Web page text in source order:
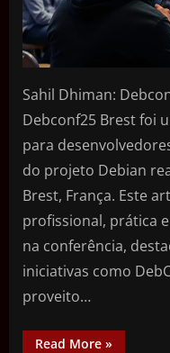
Sahil Dhiman:
Debconf25 Brest foi
para
do projeto Debian
Brest, França. Este
profissional, prática
na conferência,
iniciativas como
proveito…
Read More »